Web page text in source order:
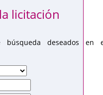
búsqueda deseados en
licitación